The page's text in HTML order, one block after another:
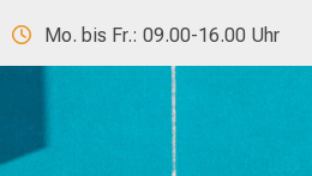
Mo. bis Fr.: 09.00-16.00 Uhr